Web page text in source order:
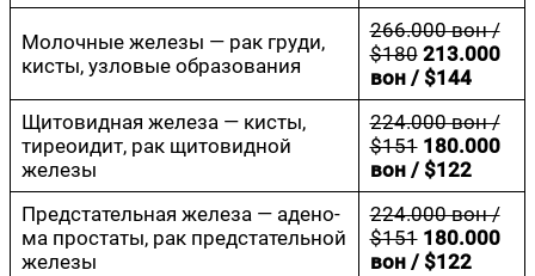
Молоч­ные желе­зы — рак гру­ди,
кисты, узло­вые образования
266.000 вон /
$180 213.000
вон / $144
Щито­вид­ная желе­за — кисты,
тирео­и­дит, рак щито­вид­ной
железы
224.000 вон /
$151 180.000
вон / $122
Пред­ста­тель­ная желе­за — аде­но­
ма про­ста­ты, рак пред­ста­тель­ной
железы
224.000 вон /
$151 180.000
вон / $122